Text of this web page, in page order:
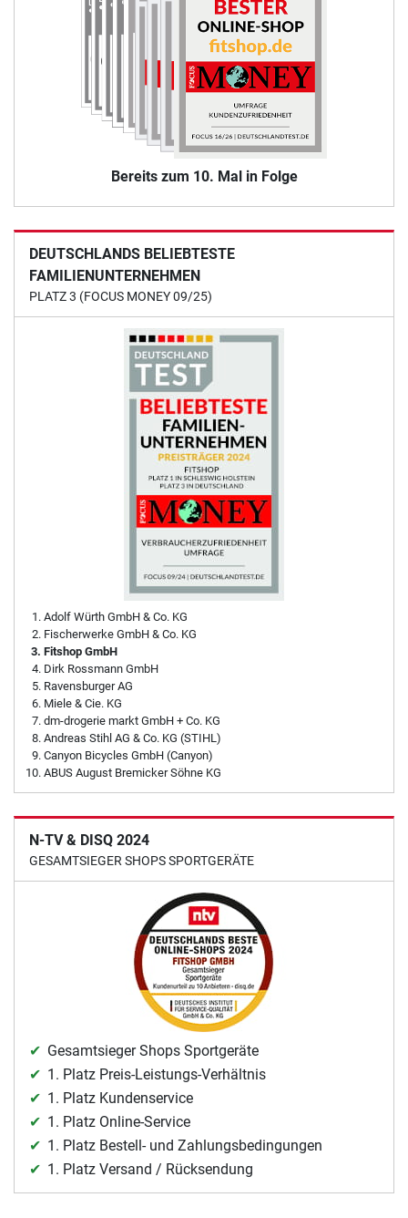
Bereits zum 10. Mal in Folge
DEUTSCHLANDS BELIEBTESTE
FAMILIENUNTERNEHMEN
PLATZ 3 (FOCUS MONEY 09/25)
Adolf Würth GmbH & Co. KG
Fischerwerke GmbH & Co. KG
Fitshop GmbH
Dirk Rossmann GmbH
Ravensburger AG
Miele & Cie. KG
dm-drogerie markt GmbH + Co. KG
Andreas Stihl AG & Co. KG (STIHL)
Canyon Bicycles GmbH (Canyon)
ABUS August Bremicker Söhne KG
N-TV & DISQ 2024
GESAMTSIEGER SHOPS SPORTGERÄTE
Gesamtsieger Shops Sportgeräte
1. Platz Preis-Leistungs-Verhältnis
1. Platz Kundenservice
1. Platz Online-Service
1. Platz Bestell- und Zahlungsbedingungen
1. Platz Versand / Rücksendung